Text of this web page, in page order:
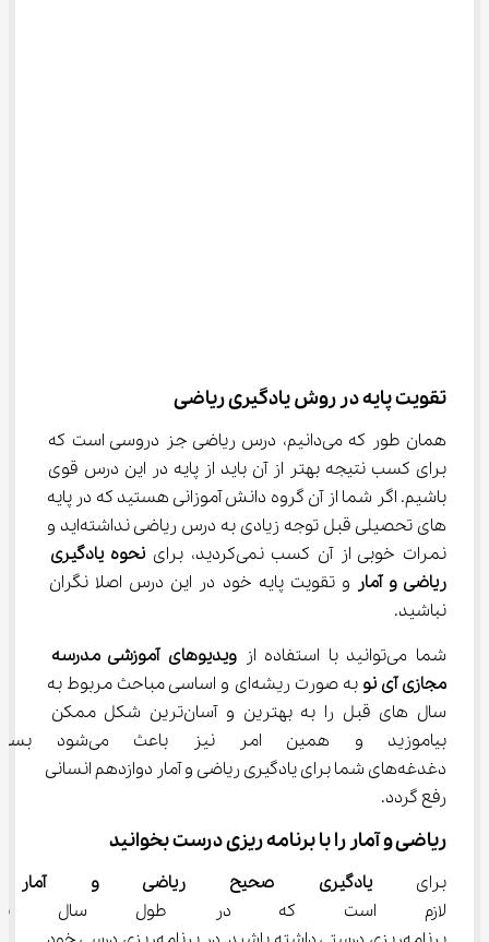
تقویت پایه در روش یادگیری ریاضی
همان طور که می‌دانیم، درس ریاضی جز دروسی است که
برای کسب نتیجه بهتر از آن باید از پایه در این درس قوی
های تحصیلی قبل توجه زیادی به درس ریاضی نداشته‌اید و
نمرات خوبی از آن کسب نمی‌کردید، برای
نحوه یادگیری
ریاضی و آمار و تقویت پایه خود در این درس اصلا نگران
نباشید.
شما می‌توانید با استفاده از
ویدیوهای آموزشی مدرسه
مجازی آی نو
به صورت ریشه‌ای و اساسی مباحث مربوط به
سال‌ های قبل را به بهترین و آسان‌ترین شکل ممکن
بیاموزید و همین امر نیز
دغدغه‌های شما برای یادگیری ریاضی و آمار دوازدهم انسانی
رفع گردد.
ریاضی و آمار را با برنامه ریزی درست بخوانید
برای یادگیری صحیح ریاضی و آمار
لازم است که در طول سال